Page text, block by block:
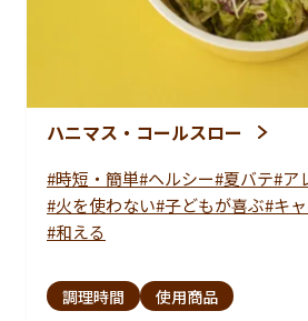
ハニマス・コールスロー
時短・簡単 ヘルシー 夏バテ ア
火を使わない 子どもが喜ぶ キ
和える
調理時間 使用商品